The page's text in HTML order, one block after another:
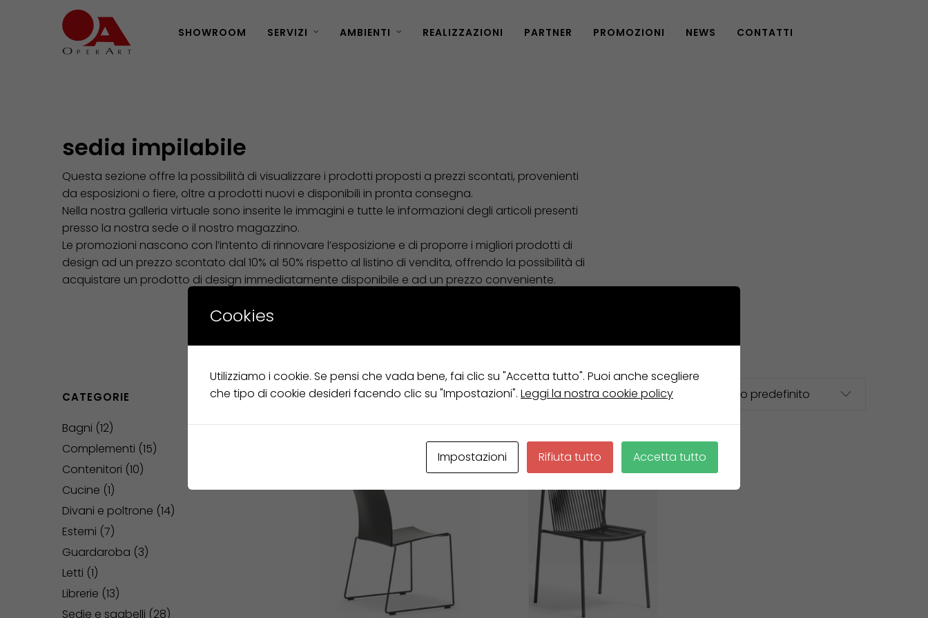
SHOWROOM SERVIZI AMBIENTI REALIZZAZIONI PARTNER PROMOZIONI NEWS CONTATTI
sedia impilabile
Questa sezione offre la possibilità di visualizzare i prodotti proposti a prezzi scontati, provenienti
da esposizioni o fiere, oltre a prodotti nuovi e disponibili in pronta consegna.
Nella nostra galleria virtuale sono inserite le immagini e tutte le informazioni degli articoli presenti
presso la nostra sede o il nostro magazzino.
Le promozioni nascono con l’intento di rinnovare l’esposizione e di proporre i migliori prodotti di
design ad un prezzo scontato dal 10% al 50% rispetto al listino di vendita, offrendo la possibilità di
acquistare un prodotto di design immediatamente disponibile e ad un prezzo conveniente.
Visualizzazione di 2 risultati
CATEGORIE
Bagni 12
Complementi 15
Contenitori 10
Cucine 1
Divani e poltrone 14
Esterni 7
Guardaroba 3
Letti 1
Librerie 13
Sedie e sgabelli 28
Cookies
Utilizziamo i cookie. Se pensi che vada bene, fai clic su "Accetta tutto". Puoi anche scegliere
che tipo di cookie desideri facendo clic su "Impostazioni". Leggi la nostra cookie policy
Impostazioni Rifiuta tutto Accetta tutto